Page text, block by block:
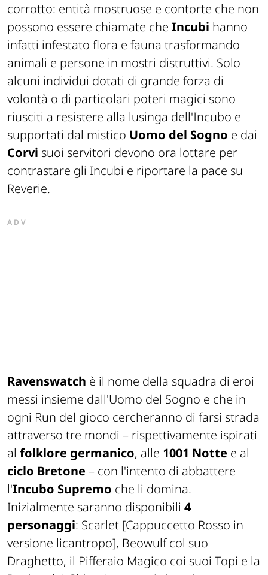
corrotto: entità mostruose e contorte che non
possono essere chiamate che Incubi hanno
infatti infestato flora e fauna trasformando
animali e persone in mostri distruttivi. Solo
alcuni individui dotati di grande forza di
volontà o di particolari poteri magici sono
riusciti a resistere alla lusinga dell'Incubo e
supportati dal mistico Uomo del Sogno e dai
Corvi suoi servitori devono ora lottare per
contrastare gli Incubi e riportare la pace su
Reverie.
ADV
Ravenswatch è il nome della squadra di eroi
messi insieme dall'Uomo del Sogno e che in
ogni Run del gioco cercheranno di farsi strada
attraverso tre mondi – rispettivamente ispirati
al folklore germanico, alle 1001 Notte e al
ciclo Bretone – con l'intento di abbattere
l'Incubo Supremo che li domina.
Inizialmente saranno disponibili 4
personaggi: Scarlet [Cappuccetto Rosso in
versione licantropo], Beowulf col suo
Draghetto, il Pifferaio Magico coi suoi Topi e la